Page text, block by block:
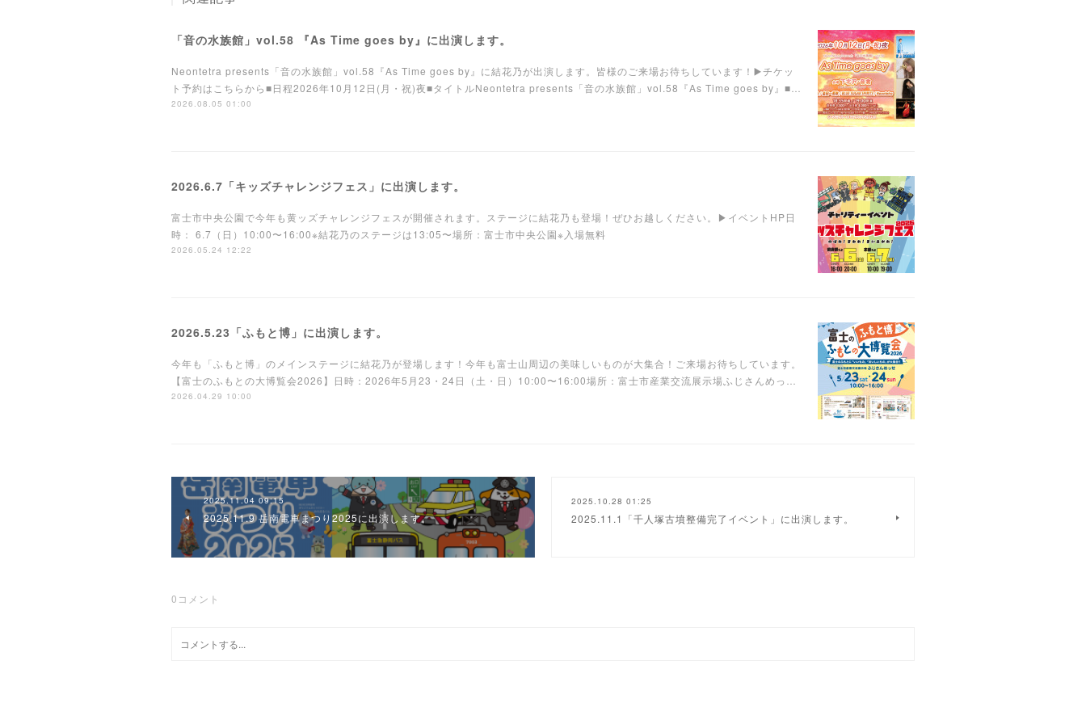
「音の水族館」vol.58 『As Time goes by』に出演します。
Neontetra presents「音の水族館」vol.58『As Time goes by』に結花乃が出演します。皆様のご来場お待ちしています！▶️チケッ
ト予約はこちらから■日程2026年10月12日(月・祝)夜■タイトルNeontetra presents「音の水族館」vol.58『As Time goes by』■…
2026.08.05 01:00
2026.6.7「キッズチャレンジフェス」に出演します。
富士市中央公園で今年も黄ッズチャレンジフェスが開催されます。ステージに結花乃も登場！ぜひお越しください。▶︎イベントHP日
時： 6.7（日）10:00〜16:00※結花乃のステージは13:05〜場所：富士市中央公園※入場無料
2026.05.24 12:22
2026.5.23「ふもと博」に出演します。
今年も「ふもと博」のメインステージに結花乃が登場します！今年も富士山周辺の美味しいものが大集合！ご来場お待ちしています。
【富士のふもとの大博覧会2026】日時：2026年5月23・24日（土・日）10:00〜16:00場所：富士市産業交流展示場ふじさんめっ…
2026.04.29 10:00
2025.11.04 09:15
2025.11.9 岳南電車まつり2025に出演します。
2025.10.28 01:25
2025.11.1「千人塚古墳整備完了イベント」に出演します。
0 コメント